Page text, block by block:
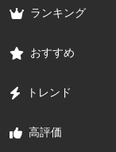
ランキング
おすすめ
トレンド
高評価